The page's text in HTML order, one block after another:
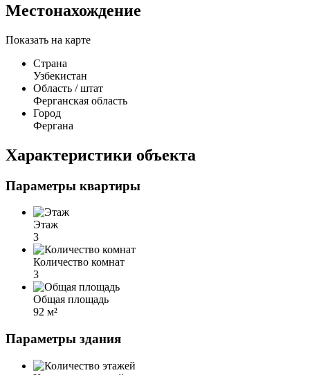
Местонахождение
Показать на карте
Страна
Узбекистан
Область / штат
Ферганская область
Город
Фергана
Характеристики объекта
Параметры квартиры
Этаж
3
Количество комнат
3
Общая площадь
92 м²
Параметры здания